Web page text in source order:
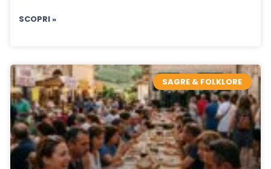
SCOPRI »
SAGRE & FOLKLORE